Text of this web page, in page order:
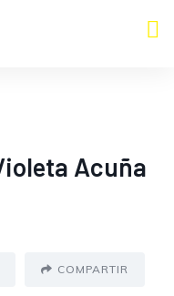
Acuña
COMPARTIR